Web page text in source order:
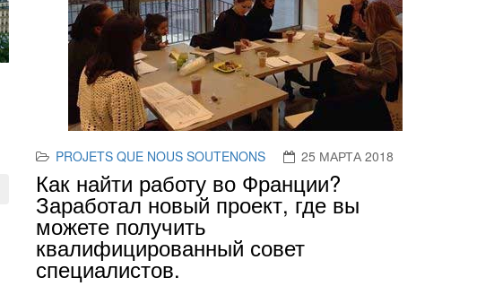
PROJETS QUE NOUS SOUTENONS 25 МАРТА 2018
Как найти работу во Франции?
Заработал новый проект, где вы
можете получить
квалифицированный совет
специалистов.